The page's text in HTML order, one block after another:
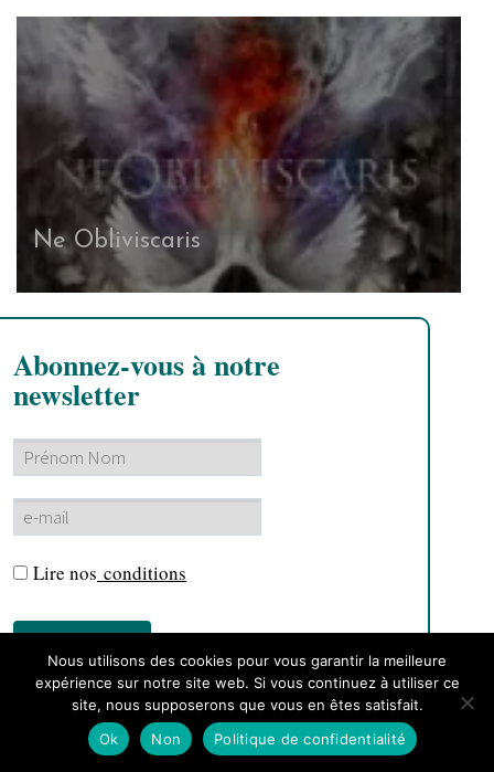
Ne Obliviscaris
Abonnez-vous à notre
newsletter
Lire nos conditions
Nous utilisons des cookies pour vous garantir la meilleure
expérience sur notre site web. Si vous continuez à utiliser ce
site, nous supposerons que vous en êtes satisfait.
Ok
Non Politique de confidentialité